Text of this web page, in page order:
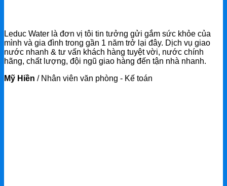
Leduc Water là đơn vị tôi tin tưởng gửi gắm sức khỏe của
mình và gia đình trong gần 1 năm trở lại đây. Dịch vụ giao
nước nhanh & tư vấn khách hàng tuyệt vời, nước chính
hãng, chất lượng, đội ngũ giao hàng đến tận nhà nhanh.
Mỹ Hiền / Nhân viên văn phòng - Kế toán